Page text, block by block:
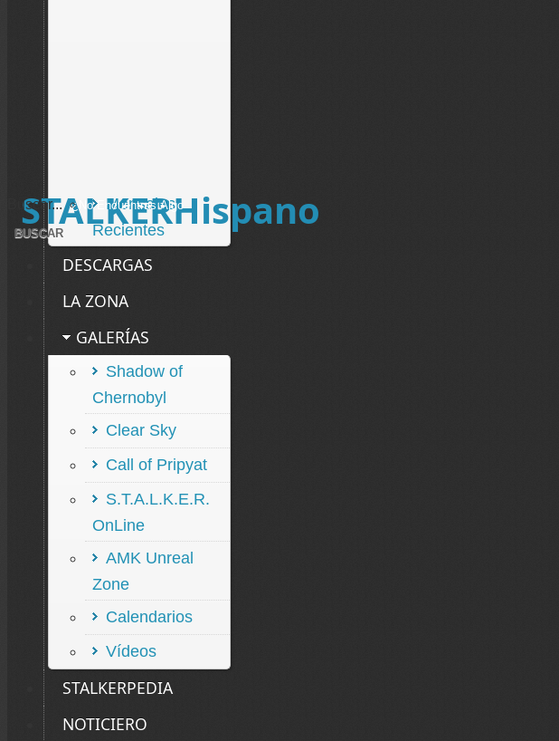
STALKERHispano
Buscar... Mensajes
Recientes
DESCARGAS
LA ZONA
GALERÍAS
Shadow of
Chernobyl
Clear Sky
Call of Pripyat
S.T.A.L.K.E.R.
OnLine
AMK Unreal
Zone
Calendarios
Vídeos
STALKERPEDIA
NOTICIERO